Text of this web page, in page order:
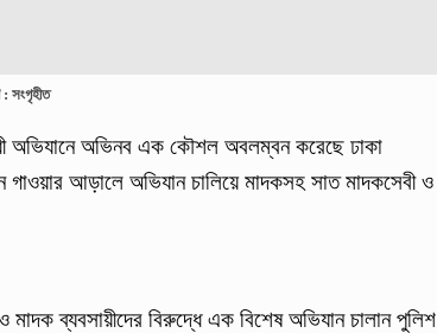
: সংগৃহীত
অভিযানে অভিনব এক কৌশল অবলম্বন করেছে ঢাকা
গাওয়ার আড়ালে অভিযান চালিয়ে মাদকসহ সাত মাদকসেবী ও
ব্যবসায়ীদের বিরুদ্ধে এক বিশেষ অভিযান চালান পুলিশ